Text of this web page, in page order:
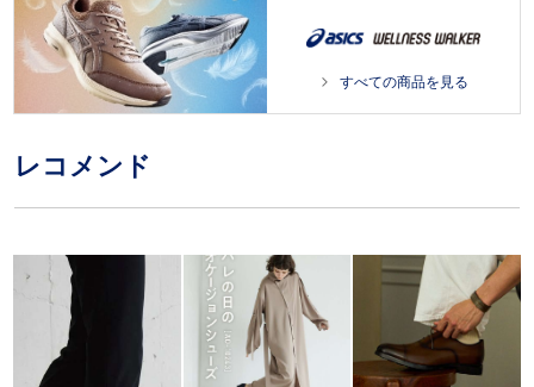
すべての商品を見る
レコメンド